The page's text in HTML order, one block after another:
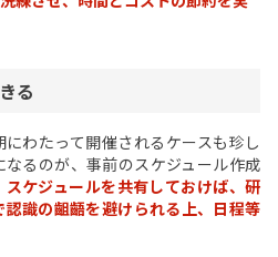
る
わたって開催されるケースも珍し
るのが、事前のスケジュール作成
スケジュールを共有しておけば、研
識の齟齬を避けられる上、日程等